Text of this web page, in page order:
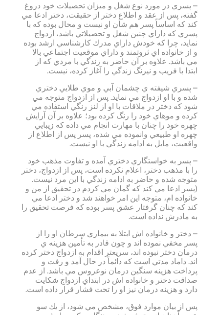
– پسري در مورد نوع شغل و ميزان تحصيلات خود دروغ
گفته، پس از عقد و اطلاع دختر از حقيقت، دختر ادعا مي
كند كه اساساً پسر هم شأن او نيست و محال بوده كه با
پسري كه داراي چنين شغل و تحصيلاتي باشد، ازدواج
نمايد، چرا كه خودش داراي مدرك كارشناسي ارشد بوده
و از خانواده اي ثروتمند و داراي موقعيت اجتماعي بالا
مي باشد. علاوه بر آن حاضر به زندگي با مردي كه از
ابتدا با فريب و نيرنگ زندگي را آغاز كرده، نيست.
– پسري شيفته ي چشمان آبي و موي طلايي دختري
شده و با او ازدواج مي نمايد. پس از ازدواج متوجه مي
شود كه دختر در ملاقات با او از لنز رنگي استفاده مي
كرده و موهاي خود را رنگ كرده بود؛ علاوه بر آن آرايش
چهره خود را چنان با مهارت انجام مي داده كه زيبايي
چهره او طبيعي وانموده مي شده، پسر پس از اطلاع از
واقعيت، مايل به ادامه زندگي با او نيست.
– پسر به خواستگاري دختري آمده و تفاوت مذهب خود
را با مذهب دختر، اعلام نكرده است، پس از ازدواج، دختر
متوجه شده و حاضر به ادامه زندگي با اين مرد نيست.
(پسر ادعا مي كند كه گمان مي كردم در تحقيق از من و
خانواده ام، متوجه اين امر خواهند شد و دختر ادعا مي
كند كه چنان گرفتار عشق پسر بوده كه فرصت تحقيق را
به مادرش نداده است.
– دختر و خانواده اش ابتلا به بيماري سرطان او را از
پسر مخفي نموده اند و چون قادر به تأمين هزينه ي
درمان دختر نبوده اند، سريعتر اقدام به ازدواج دختر كرده
اند. داماد مدتي است كه دائماً در حال آمد و رفت و
پرداخت هزينه سنگين درمان نوعروس مي باشد. از عدم
صداقت دختر و خانواده اش در ابتداي ازدواج شكايت
دارد و هزينه درمان نيز او را تحت فشار قرار داده است.
پس از بيان موارد فوق، مشخص مي شود، از يك سو